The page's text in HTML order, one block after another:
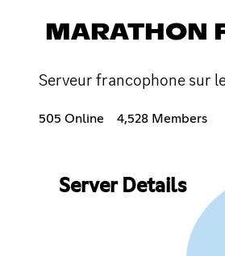
MARATHON
Serveur francophone sur
505 Online 4,528 Members
Server Details